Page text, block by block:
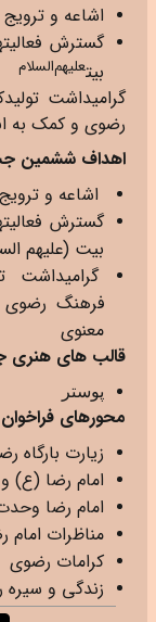
اشاعه و
گسترش
بیتعلیهم‌السلام
گرامیداشت
رضوی و کمک به
اهداف ششمین
اشاعه و
گسترش
بیت (علیهم
گرامیداشت
فرهنگ رضوی
معنوی
قالب های هنری
پوستر
محورهای
زیارت بارگاه
امام رضا (ع)
امام رضا
مناظرات
کرامات رضوی
زندگی و سیره